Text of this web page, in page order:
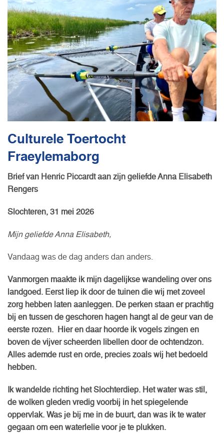
Culturele Toertocht
Fraeylemaborg
Brief van Henric Piccardt aan zijn geliefde Anna Elisabeth
Rengers
Slochteren, 31 mei 2026
Mijn geliefde Anna Elisabeth,
Vandaag was de dag anders dan anders.
Vanmorgen maakte ik mijn dagelijkse wandeling over ons
landgoed. Eerst liep ik door de tuinen die wij met zoveel
zorg hebben laten aanleggen. De perken staan er prachtig
bij en tussen de geschoren hagen hangt al de geur van de
eerste rozen. Hier en daar hoorde ik vogels zingen en
boven de vijver scheerden libellen door de ochtendzon.
Alles ademde rust en orde, precies zoals wij het bedoeld
hebben.
Ik wandelde richting het Slochterdiep. Het water was stil,
de wolken gleden vredig voorbij in het spiegelende
oppervlak. Was je bij me in de buurt, dan was ik te water
gegaan om een waterlelie voor je te plukken.